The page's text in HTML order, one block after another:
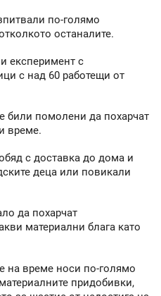
по-голямо
останалите.
експеримент с
с над 60 работещи от
били помолени да похарчат
време.
с доставка до дома и
деца или повикали
да похарчат
материални блага като
на време носи по-голямо
придобивки,